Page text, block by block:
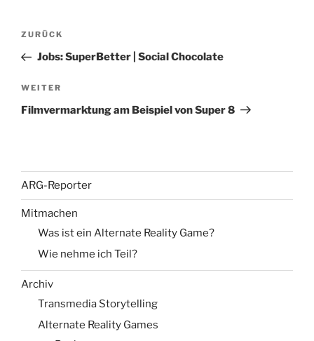
Beitragsnavigation
Vorheriger
Beitrag
ZURÜCK
Jobs: SuperBetter | Social Chocolate
Nächster
Beitrag
WEITER
Filmvermarktung am Beispiel von Super 8
ARG-Reporter
Mitmachen
Was ist ein Alternate Reality Game?
Wie nehme ich Teil?
Archiv
Transmedia Storytelling
Alternate Reality Games